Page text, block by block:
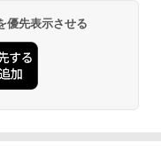
クスピーク) 着替えテン
ト 【中が透けない】 1
グッズ 災害用トイレ ビ
プアップテント 携帯 簡
ャンプ ポリエステル フ
ント
優先表示させる